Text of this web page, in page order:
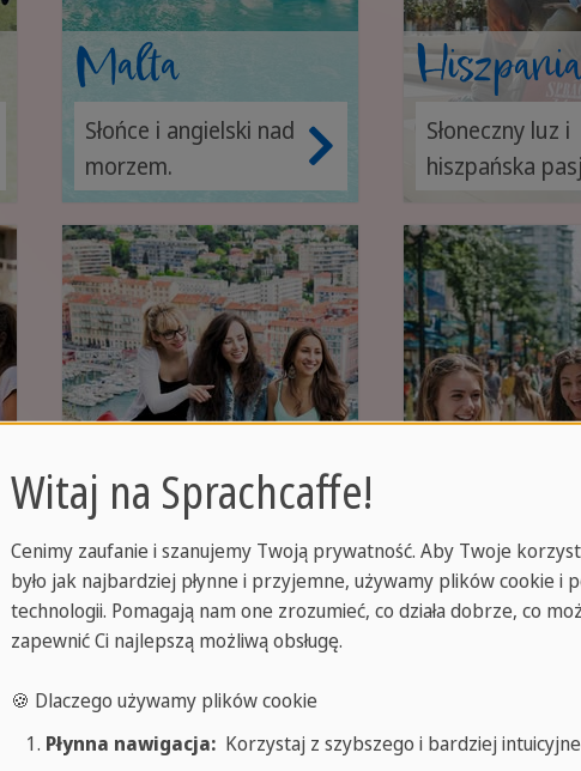
Malta
Słońce i angielski nad
morzem.
Francja
Ucz się francuskiego
tam, gdzie glamour
słońcem!
Słoneczny luz i
hiszpańska
Kanada
Ucz się
Witaj na Sprachcaffe!
Cenimy zaufanie i szanujemy Twoją prywatność. Aby Twoje
było jak najbardziej płynne i przyjemne, używamy plików cookie i
technologii. Pomagają nam one zrozumieć, co działa dobrze, co
zapewnić Ci najlepszą możliwą obsługę.
🍪 Dlaczego używamy plików cookie
Płynna nawigacja:Korzystaj z szybszego i bardziej